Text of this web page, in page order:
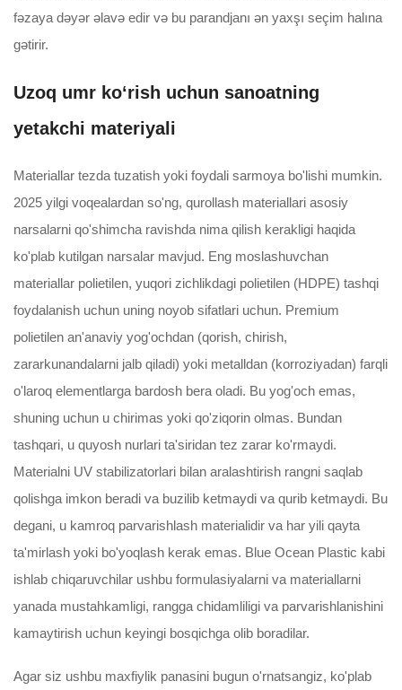
fəzaya dəyər əlavə edir və bu parandjanı ən yaxşı seçim halına
gətirir.
Uzoq umr koʻrish uchun sanoatning
yetakchi materiyali
Materiallar tezda tuzatish yoki foydali sarmoya bo'lishi mumkin.
2025 yilgi voqealardan so'ng, qurollash materiallari asosiy
narsalarni qo'shimcha ravishda nima qilish kerakligi haqida
ko'plab kutilgan narsalar mavjud. Eng moslashuvchan
materiallar polietilen, yuqori zichlikdagi polietilen (HDPE) tashqi
foydalanish uchun uning noyob sifatlari uchun. Premium
polietilen an'anaviy yog'ochdan (qorish, chirish,
zararkunandalarni jalb qiladi) yoki metalldan (korroziyadan) farqli
o'laroq elementlarga bardosh bera oladi. Bu yog'och emas,
shuning uchun u chirimas yoki qo'ziqorin olmas. Bundan
tashqari, u quyosh nurlari ta'siridan tez zarar ko'rmaydi.
Materialni UV stabilizatorlari bilan aralashtirish rangni saqlab
qolishga imkon beradi va buzilib ketmaydi va qurib ketmaydi. Bu
degani, u kamroq parvarishlash materialidir va har yili qayta
ta'mirlash yoki bo'yoqlash kerak emas. Blue Ocean Plastic kabi
ishlab chiqaruvchilar ushbu formulasiyalarni va materiallarni
yanada mustahkamligi, rangga chidamliligi va parvarishlanishini
kamaytirish uchun keyingi bosqichga olib boradilar.
Agar siz ushbu maxfiylik panasini bugun o'rnatsangiz, ko'plab